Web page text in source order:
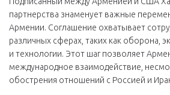
партнерства знаменует важные
Армении. Соглашение охватывает
различных сферах, таких как оборона,
и технологии. Этот шаг позволяет
международное взаимодействие,
обострения отношений с Россией и